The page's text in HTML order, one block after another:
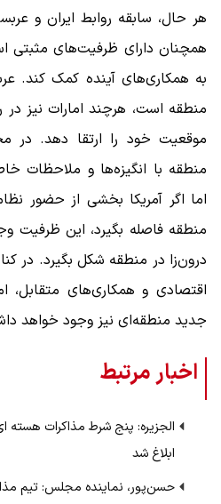
هر حال، سابقه روابط ایران و
همچنان دارای ظرفیت‌های مثبتی
به همکاری‌های آینده کمک کند.
منطقه است، هرچند امارات نیز
موقعیت خود را ارتقا دهد. در
منطقه با انگیزه‌ها و ملاحظات
اما اگر آمریکا بخشی از حضور
منطقه فاصله بگیرد، این ظرفیت
درون‌زا در منطقه شکل بگیرد. در
اقتصادی و همکاری‌های متقابل،
جدید منطقه‌ای نیز وجود خواهد
اخبار مرتبط
الجزیره: پنج شرط مذاکرات هسته
ابلاغ شد
حسن‌پور، نماینده مجلس: تیم